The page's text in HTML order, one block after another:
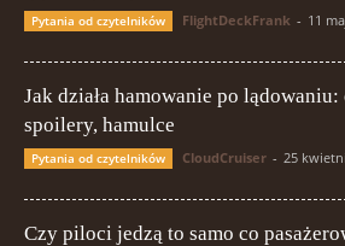
Pytania od czytelników FlightDeckFrank - 11
Jak działa hamowanie po
spoilery, hamulce
Pytania od czytelników CloudCruiser - 25
Czy piloci jedzą to samo co